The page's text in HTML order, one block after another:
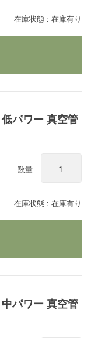
在庫状態 : 在庫有り
パワー 真空管
在庫状態 : 在庫有り
数量
パワー 真空管